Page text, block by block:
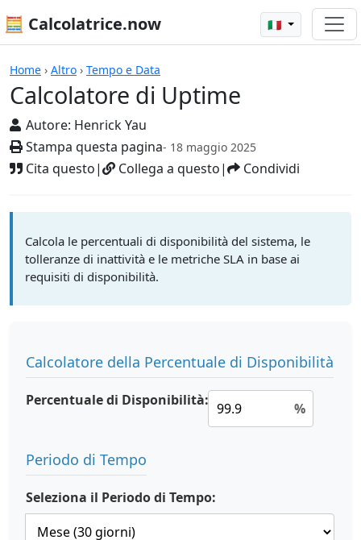
🧮 Calcolatrice.now 🇮🇹
Home › Altro › Tempo e Data
Calcolatore di Uptime
Autore: Henrick Yau
Stampa questa pagina- 18 maggio 2025
Cita questo| Collega a questo| Condividi
Calcolatrici
Calcola le percentuali di disponibilità del sistema, le
tolleranze di inattività e le metriche SLA in base ai
requisiti di disponibilità.
Calcolatore della Percentuale di Disponibilità
Percentuale di Disponibilità: %
Periodo di Tempo
Seleziona il Periodo di Tempo: